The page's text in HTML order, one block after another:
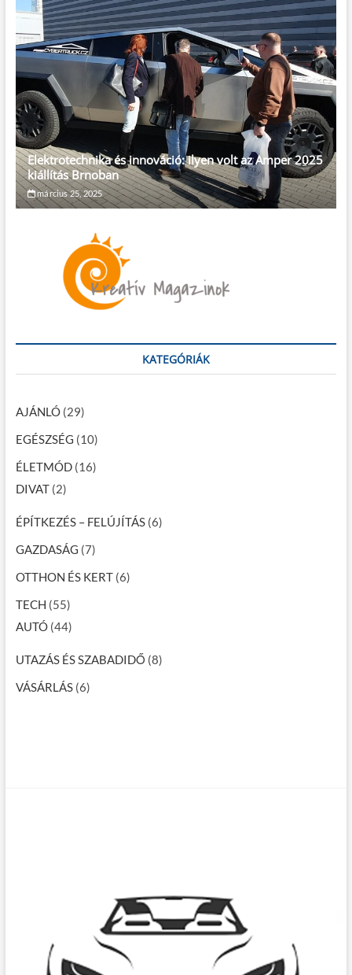
Elektrotechnika és innováció: ilyen volt az Amper 2025
kiállítás Brnoban
március 25, 2025
KATEGÓRIÁK
AJÁNLÓ(29)
EGÉSZSÉG (10)
ÉLETMÓD(16)
DIVAT(2)
ÉPÍTKEZÉS – FELÚJÍTÁS(6)
GAZDASÁG (7)
OTTHON ÉS KERT(6)
TECH (55)
AUTÓ(44)
UTAZÁS ÉS SZABADIDŐ (8)
VÁSÁRLÁS(6)